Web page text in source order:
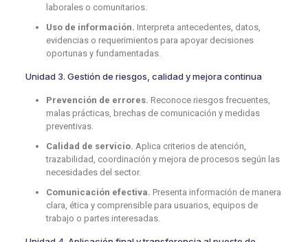
laborales o comunitarios.
Uso de información. Interpreta antecedentes, datos,
evidencias o requerimientos para apoyar decisiones
oportunas y fundamentadas.
Unidad 3. Gestión de riesgos, calidad y mejora continua
Prevención de errores. Reconoce riesgos frecuentes,
malas prácticas, brechas de comunicación y medidas
preventivas.
Calidad de servicio. Aplica criterios de atención,
trazabilidad, coordinación y mejora de procesos según las
necesidades del sector.
Comunicación efectiva. Presenta información de manera
clara, ética y comprensible para usuarios, equipos de
trabajo o partes interesadas.